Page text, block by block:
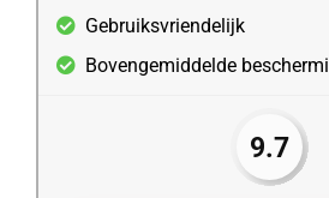
Gebruiksvriendelijk
Bovengemiddelde beschermi
9.7